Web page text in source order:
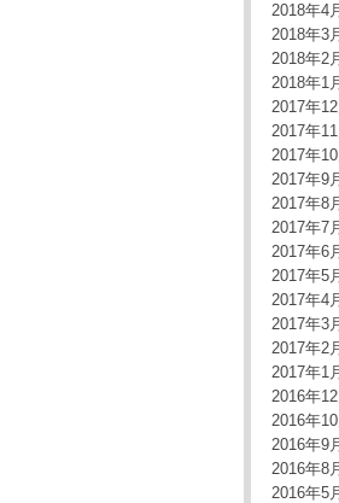
2018年4
2018年3
2018年2
2018年1
2017年12
2017年11
2017年10
2017年9
2017年8
2017年7
2017年6
2017年5
2017年4
2017年3
2017年2
2017年1
2016年12
2016年10
2016年9
2016年8
2016年5